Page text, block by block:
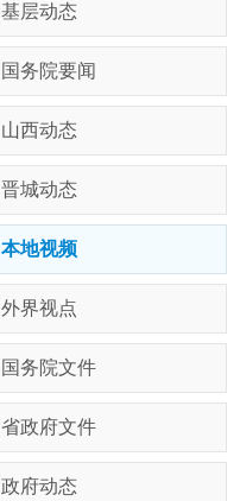
基层动态
国务院要闻
山西动态
晋城动态
本地视频
外界视点
国务院文件
省政府文件
政府动态